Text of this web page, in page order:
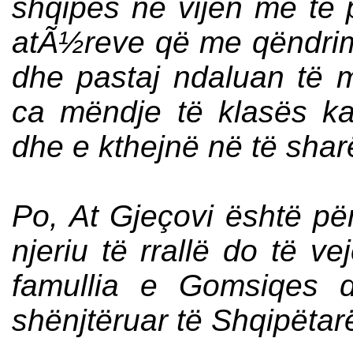
shqipes në vijën me të
atÃ½reve që me
dhe pastaj ndaluan të
ca mëndje të klasës
dhe e kthejnë në të
Po, At Gjeçovi është
njeriu të rrallë do të
famullia e
shënjtëruar të